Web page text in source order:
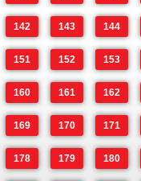
142 143 144
151 152 153
160 161 162
169 170 171
178 179 180